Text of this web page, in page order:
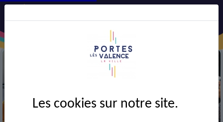
Les cookies sur notre site.